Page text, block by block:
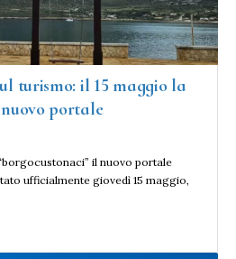
turismo: il 15 maggio la
portale
il nuovo portale
ufficialmente giovedì 15 maggio,